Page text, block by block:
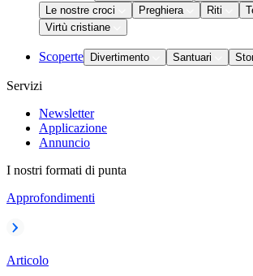
Le nostre croci
Preghiera Riti
Virtù cristiane
Scoperte Divertimento Santuari
Servizi
Newsletter
Applicazione
Annuncio
I nostri formati di punta
Approfondimenti
Articolo